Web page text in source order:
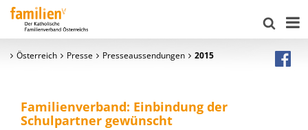
Österreich Presse Presseaussendungen 2015
Familienverband: Einbindung der
Schulpartner gewünscht